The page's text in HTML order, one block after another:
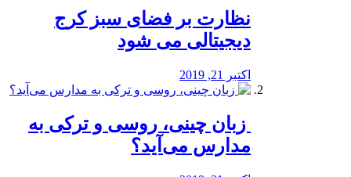
نظارت بر فضای سبز کرج
دیجیتالی می شود
اکتبر 21, 2019
️ زبان چینی، روسی و ترکی به
مدارس می‌آید؟